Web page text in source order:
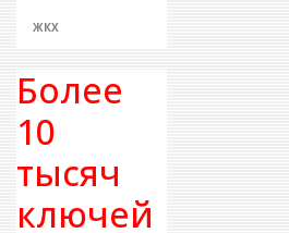
ЖКХ
Более
10
тысяч
ключей